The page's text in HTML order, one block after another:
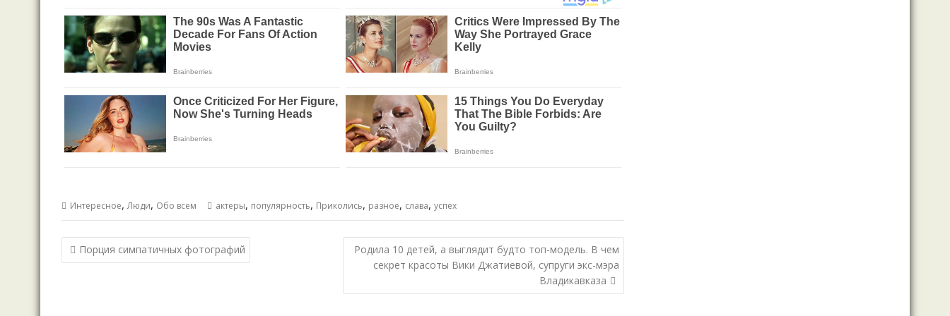
Интересное,Люди, Обо всем актеры, популярность, Приколись, разное, слава, успех
Навигация
по
Порция симпатичных фотографий
Родила 10 детей, а выглядит будто топ-модель. В чем
секрет красоты Вики Джатиевой, супруги экс-мэра
Владикавказа